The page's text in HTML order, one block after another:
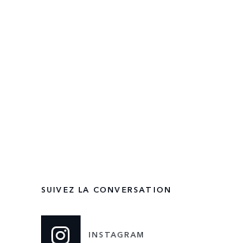
SUIVEZ LA CONVERSATION
INSTAGRAM